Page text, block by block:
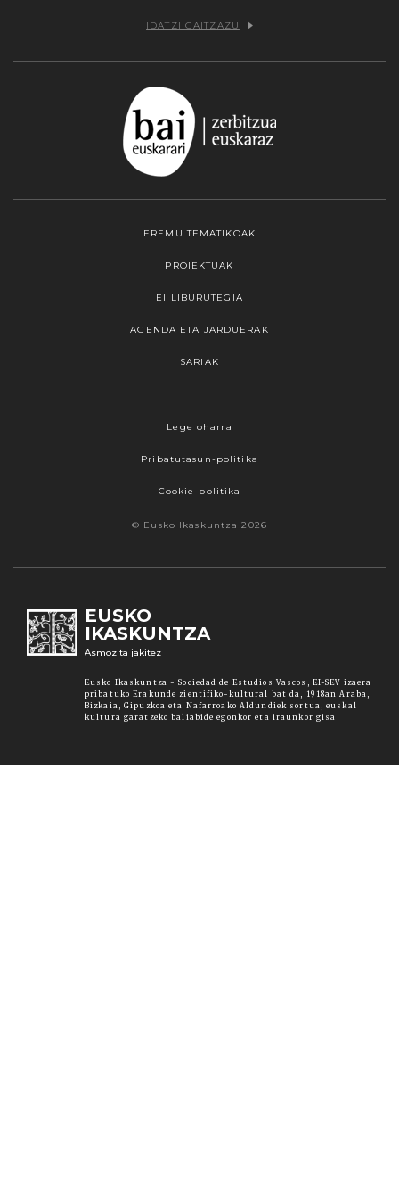
IDATZI GAITZAZU
EREMU TEMATIKOAK
PROIEKTUAK
EI LIBURUTEGIA
AGENDA ETA JARDUERAK
SARIAK
Lege oharra
Pribatutasun-politika
Cookie-politika
© Eusko Ikaskuntza 2026
EUSKO
IKASKUNTZA
Asmoz ta jakitez
Eusko Ikaskuntza - Sociedad de Estudios Vascos, EI-SEV izaera
pribatuko Erakunde zientifiko-kultural bat da, 1918an Araba,
Bizkaia, Gipuzkoa eta Nafarroako Aldundiek sortua, euskal
kultura garatzeko baliabide egonkor eta iraunkor gisa